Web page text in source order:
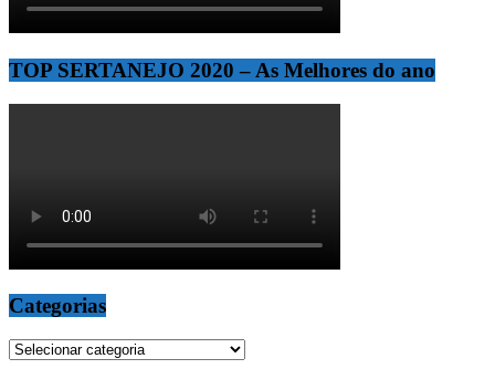
TOP SERTANEJO 2020 – As Melhores do ano
Categorias
Categorias